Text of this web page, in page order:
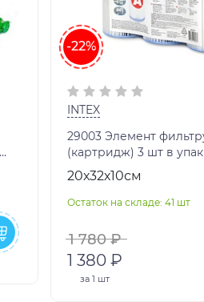
-22%
INTEX
29003 Элемент фильтрующий
(картридж) 3 шт в упак
20х32х10см
Остаток на складе: 41 шт
1 780 ₽
1 380 ₽
за1 шт